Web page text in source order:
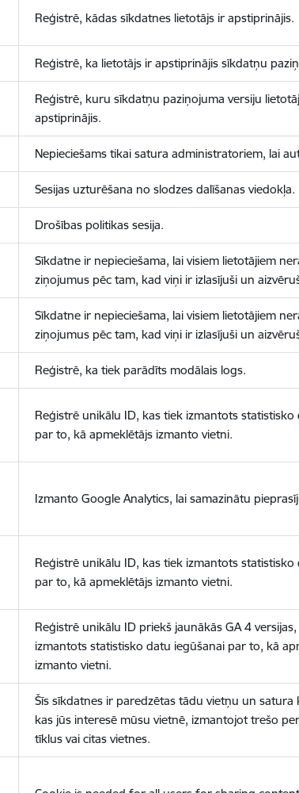
Reģistrē, kādas sīkdatnes lietotājs ir apstiprinājis.
Reģistrē, ka lietotājs ir apstiprinājis sīkdatņu
Reģistrē, kuru sīkdatņu paziņojuma versiju
apstiprinājis.
Nepieciešams tikai satura administratoriem, lai
Sesijas uzturēšana no slodzes dalīšanas viedokļa.
Drošības politikas sesija.
Sīkdatne ir nepieciešama, lai visiem lietotājiem
ziņojumus pēc tam, kad viņi ir izlasījuši un
Sīkdatne ir nepieciešama, lai visiem lietotājiem
ziņojumus pēc tam, kad viņi ir izlasījuši un
Reģistrē, ka tiek parādīts modālais logs.
Reģistrē unikālu ID, kas tiek izmantots statistisko
par to, kā apmeklētājs izmanto vietni.
Izmanto Google Analytics, lai samazinātu
Reģistrē unikālu ID, kas tiek izmantots statistisko
par to, kā apmeklētājs izmanto vietni.
Reģistrē unikālu ID priekš jaunākās GA 4
izmantots statistisko datu iegūšanai par to, kā
izmanto vietni.
Šīs sīkdatnes ir paredzētas tādu vietņu un satura
kas jūs interesē mūsu vietnē, izmantojot trešo
tīklus vai citas vietnes.